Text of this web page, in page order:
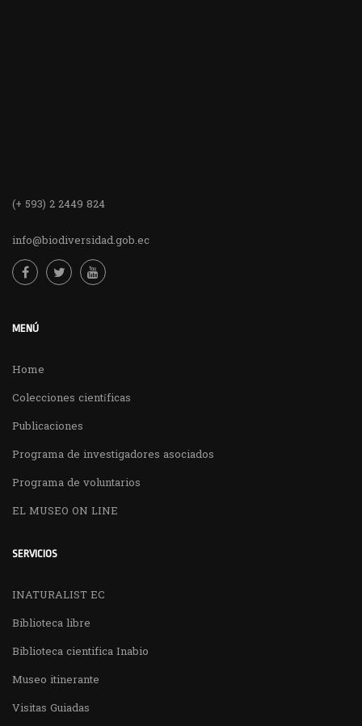
(+ 593) 2 2449 824
info@biodiversidad.gob.ec
MENÚ
Home
Colecciones científicas
Publicaciones
Programa de investigadores asociados
Programa de voluntarios
EL MUSEO ON LINE
SERVICIOS
INATURALIST EC
Biblioteca libre
Biblioteca cientifica Inabio
Museo itinerante
Visitas Guiadas